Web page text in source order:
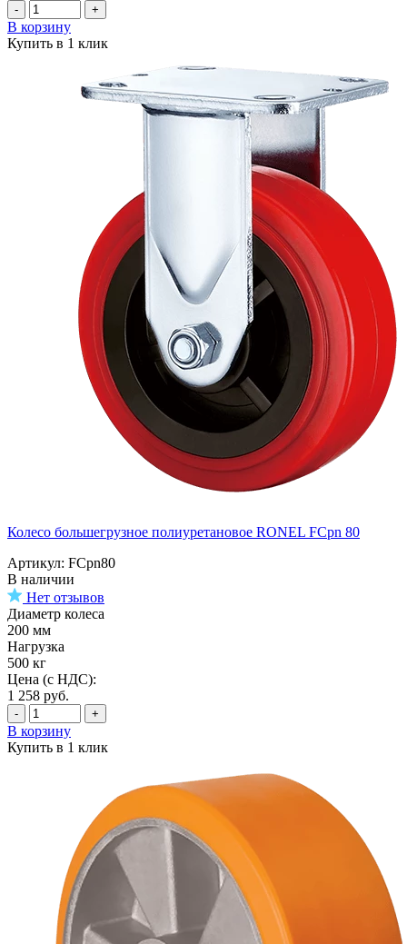
- +
В корзину
Купить в 1 клик
Колесо большегрузное полиуретановое RONEL FCpn 80
Артикул: FCpn80
В наличии
Нет отзывов
Диаметр колеса
200 мм
Нагрузка
500 кг
Цена (с НДС):
1 258 руб.
- +
В корзину
Купить в 1 клик